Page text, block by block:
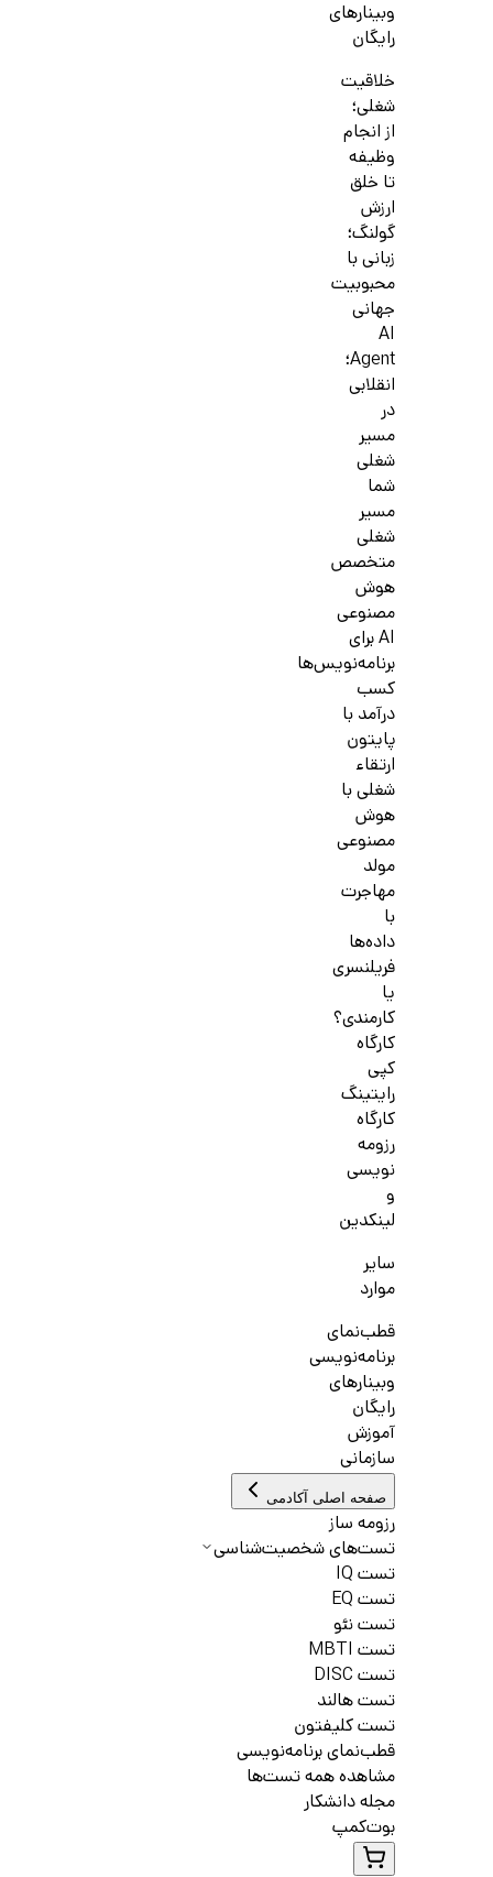
وبینارهای
رایگان
خلاقیت
شغلی؛
از انجام
وظیفه
تا خلق
ارزش
گولنگ؛
زبانی با
محبوبیت
جهانی
AI
Agent؛
انقلابی
در
مسیر
شغلی
شما
مسیر
شغلی
متخصص
هوش
مصنوعی
AI برای
برنامه‌نویس‌ها
کسب
درآمد با
پایتون
ارتقاء
شغلی با
هوش
مصنوعی
مولد
مهاجرت
با
داده‌ها
فریلنسری
یا
کارمندی؟
کارگاه
کپی
رایتینگ
کارگاه
رزومه
نویسی
و
لینکدین
سایر
موارد
قطب‌نمای
برنامه‌نویسی
وبینارهای
رایگان
آموزش
سازمانی
صفحه اصلی آکادمی
رزومه ساز
تست‌های شخصیت‌شناسی
تست IQ
تست EQ
تست نئو
تست MBTI
تست DISC
تست هالند
تست کلیفتون
قطب‌نمای برنامه‌نویسی
مشاهده همه تست‌ها
مجله دانشکار
بوت‌کمپ